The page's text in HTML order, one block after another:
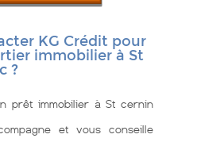
KG Crédit pour
immobilier à St
?
prêt immobilier à St cernin
et vous conseille